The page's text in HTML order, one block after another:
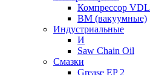
Компрессор VDL
ВМ (вакуумные)
Индустриальные
И
Saw Chain Oil
Смазки
Grease EP 2